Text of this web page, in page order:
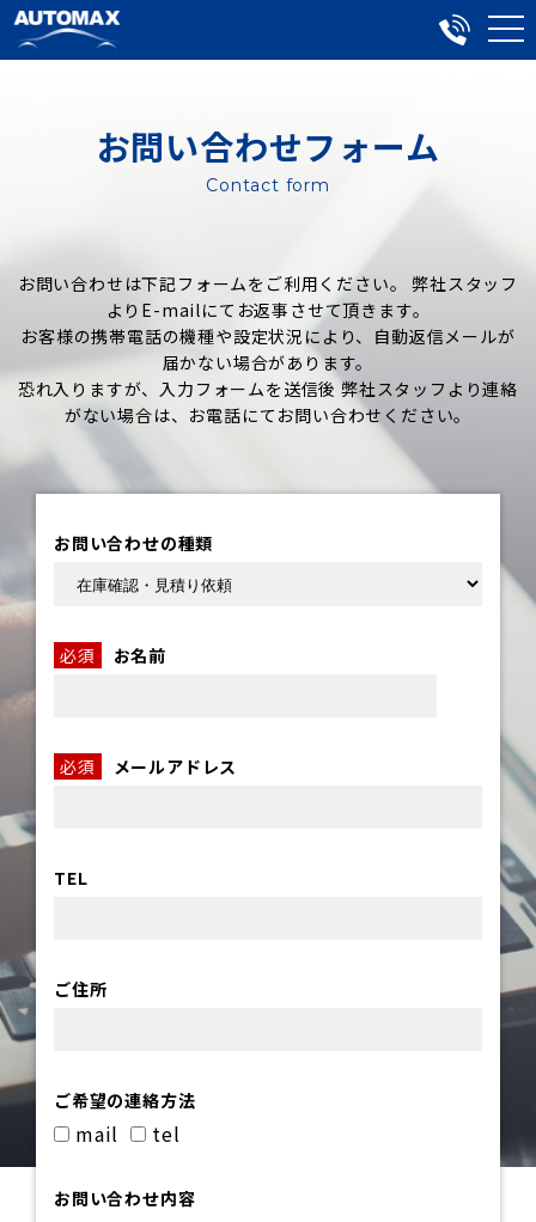
お問い合わせフォーム
Contact form
お問い合わせは下記フォームをご利用ください。 弊社スタッフ
よりE-mailにてお返事させて頂きます。
お客様の携帯電話の機種や設定状況により、自動返信メールが
届かない場合があります。
恐れ入りますが、入力フォームを送信後 弊社スタッフより連絡
がない場合は、お電話にてお問い合わせください。
お問い合わせの種類
必須 お名前
必須 メールアドレス
TEL
ご住所
ご希望の連絡方法
mail tel
お問い合わせ内容